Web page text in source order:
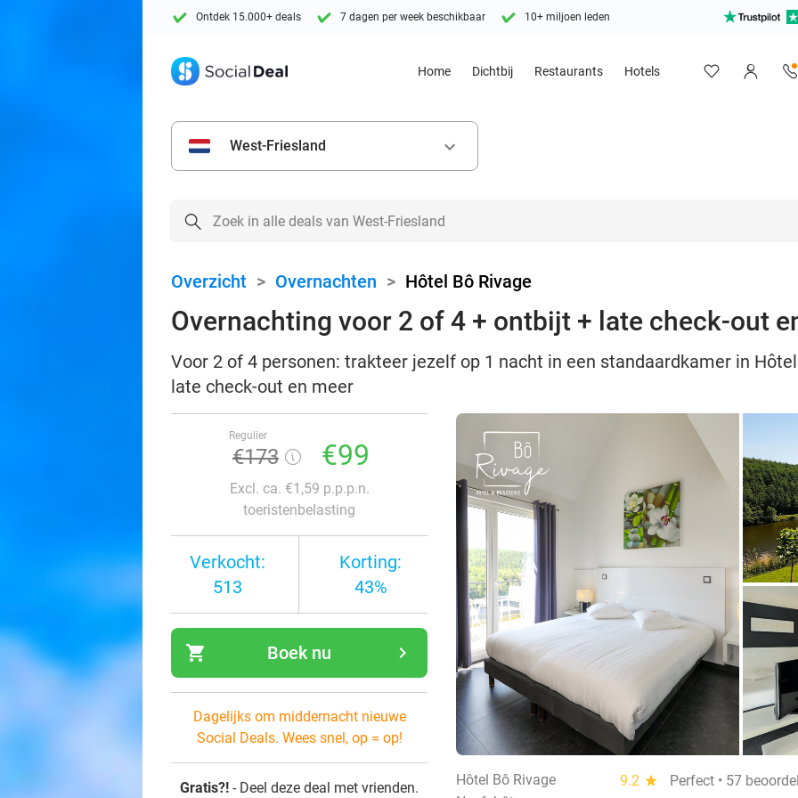
Ontdek 15.000+ deals 7 dagen per week beschikbaar 10+ miljoen leden
Home Dichtbij Restaurants Hotels
West-Friesland keyboard_arrow_down
Overzicht > Overnachten > Hôtel Bô Rivage
Overnachting voor 2 of 4 + ontbijt + late check-out
Voor 2 of 4 personen: trakteer jezelf op 1 nacht in een standaardkamer in
late check-out en meer
Regulier
€173 €99
Excl. ca. €1,59 p.p.p.n.
toeristenbelasting
Verkocht:
513
Korting:
43%
shopping_cart navigate_next
Boek nu
Dagelijks om middernacht nieuwe
Social Deals. Wees snel, op = op!
Gratis?! - Deel deze deal met vrienden.
Hôtel Bô Rivage 9.2 star
Perfect • 57